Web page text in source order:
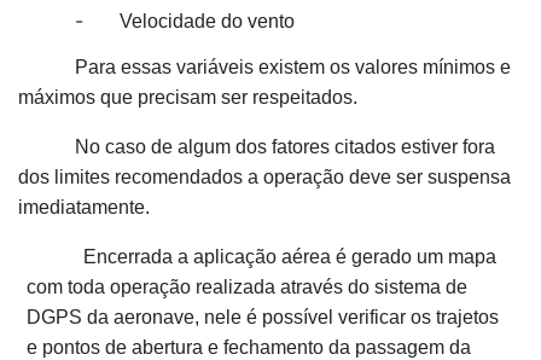
- Velocidade do vento
Para essas variáveis existem os valores mínimos e
máximos que precisam ser respeitados.
No caso de algum dos fatores citados estiver fora
dos limites recomendados a operação deve ser suspensa
imediatamente.
Encerrada a aplicação aérea é gerado um mapa
com toda operação realizada através do sistema de
DGPS da aeronave, nele é possível verificar os trajetos
e pontos de abertura e fechamento da passagem da